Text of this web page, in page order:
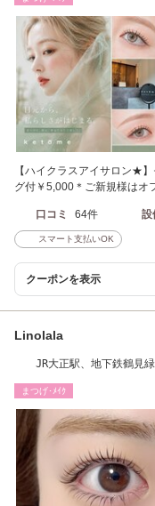
【ハイクラスアイサロン★
グ付￥5,000＊ご新規様はオ
口コミ 64件 設
スマート支払いOK
クーポンを表示
Linolala
JR大正駅、地下鉄鶴見
まつげ･ﾒｲｸ